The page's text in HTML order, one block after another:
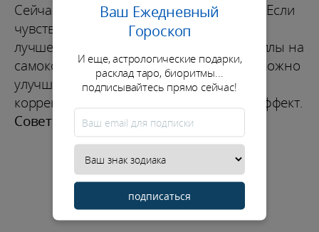
Сейчас важно не застревать в догадках. Если
чувствуешь, что ситуация «не сходится»,
лучше быстро прояснить, чем тратить силы на
самокопание. Присмотрись к тому, что можно
улучшить уже сегодня: небольшая
корректировка планов даст ощутимый эффект.
Советы месяца
Ваш Ежедневный
Гороскоп
И еще, астрологические подарки,
расклад таро, биоритмы...
подписывайтесь прямо сейчас!
подписаться